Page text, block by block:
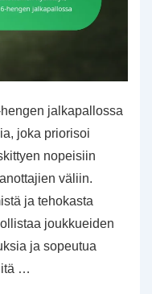
jalkapallossa
joka priorisoi
nopeisiin
väliin.
ja tehokasta
joukkueiden
ja sopeutua
…